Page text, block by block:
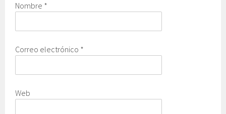
Nombre *
Correo electrónico *
Web